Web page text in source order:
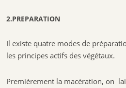
2.PREPARATION
Il existe quatre modes de
les principes actifs des végétaux.
Premièrement la macération, on